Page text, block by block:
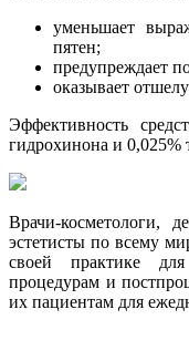
уменьшает
пятен;
предупреждает
оказывает
Эффективность
гидрохинона и 0,025%
Врачи-косметологи,
эстетисты по всему
своей практике
процедурам и
их пациентам для